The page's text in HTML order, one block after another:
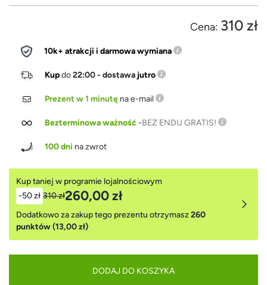
Cena: 310 zł
10k+ atrakcji i darmowa wymiana
Kupdo22:00 - dostawa jutro
Prezent w 1 minutę na e-mail
Bezterminowa ważność-BEZ ENDU GRATIS!
100 dni na zwrot
Kup taniej w programie lojalnościowym
-50 zł 310 zł260,00 zł
Dodatkowo za zakup tego prezentu otrzymasz260
punktów (13,00 zł)
DODAJ DO KOSZYKA